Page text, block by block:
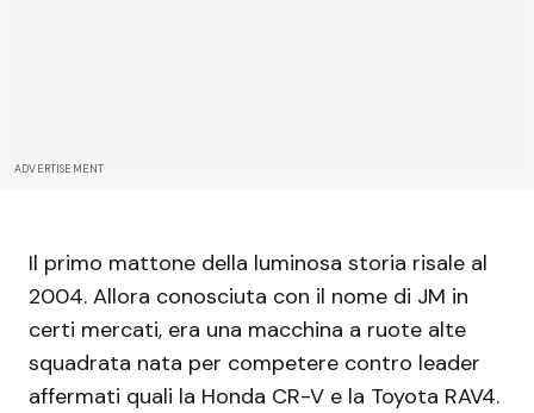
ADVERTISEMENT
Il primo mattone della luminosa storia risale al
2004. Allora conosciuta con il nome di JM in
certi mercati, era una macchina a ruote alte
squadrata nata per competere contro leader
affermati quali la Honda CR-V e la Toyota RAV4.